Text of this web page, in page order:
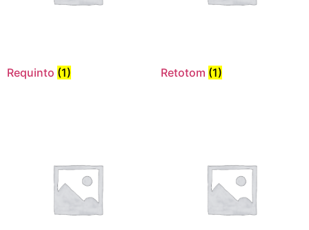
Requinto (1) Retotom (1)